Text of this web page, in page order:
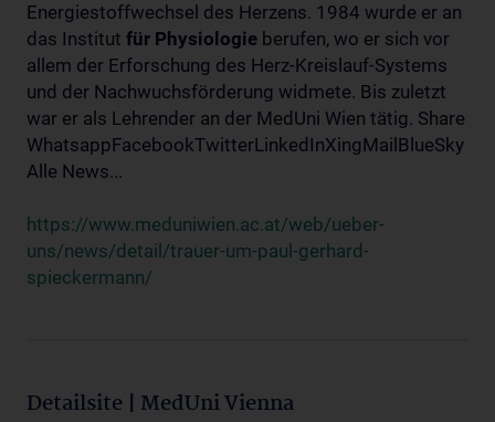
Energiestoffwechsel des Herzens. 1984 wurde er an
das Institut für Physiologie berufen, wo er sich vor
allem der Erforschung des Herz-Kreislauf-Systems
und der Nachwuchsförderung widmete. Bis zuletzt
war er als Lehrender an der MedUni Wien tätig. Share
WhatsappFacebookTwitterLinkedInXingMailBlueSky
Alle News...
https://www.meduniwien.ac.at/web/ueber-
uns/news/detail/trauer-um-paul-gerhard-
spieckermann/
Detailsite | MedUni Vienna